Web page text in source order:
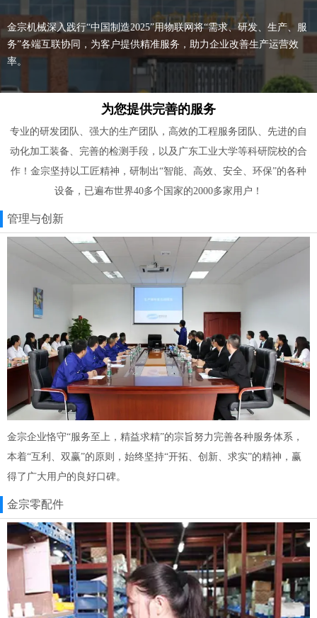
金宗机械深入践行“中国制造2025”用物联网将“需求、研发、生产、服
务”各端互联协同，为客户提供精准服务，助力企业改善生产运营效
率。
为您提供完善的服务
专业的研发团队、强大的生产团队，高效的工程服务团队、先进的自
动化加工装备、完善的检测手段，以及广东工业大学等科研院校的合
作！金宗坚持以工匠精神，研制出“智能、高效、安全、环保”的各种
设备，已遍布世界40多个国家的2000多家用户！
管理与创新
金宗企业恪守“服务至上，精益求精”的宗旨努力完善各种服务体系，
本着“互利、双赢”的原则，始终坚持“开拓、创新、求实”的精神，赢
得了广大用户的良好口碑。
金宗零配件